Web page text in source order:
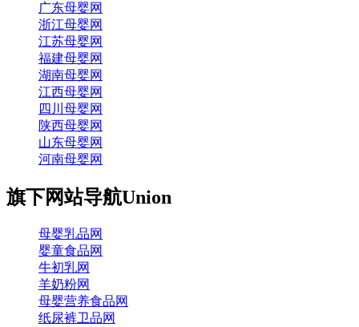
广东母婴网
浙江母婴网
江苏母婴网
福建母婴网
湖南母婴网
江西母婴网
四川母婴网
陕西母婴网
山东母婴网
河南母婴网
旗下网站导航Union
母婴乳品网
婴童食品网
牛初乳网
羊奶粉网
母婴营养食品网
纸尿裤卫品网